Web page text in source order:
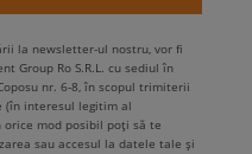
la newsletter-ul nostru, vor fi
Group Ro S.R.L. cu sediul în
nr. 6-8, în scopul trimiterii
(în interesul legitim al
mod posibil poți să te
sau accesul la datele tale și